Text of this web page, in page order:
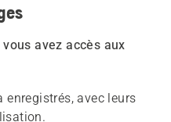
avez accès aux
avec leurs